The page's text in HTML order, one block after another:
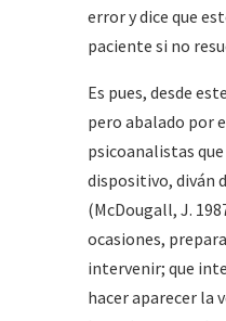
error y dice que
paciente si no
Es pues, desde
pero abalado por
psicoanalistas
dispositivo, diván
(McDougall, J.
ocasiones,
intervenir; que
hacer aparecer la